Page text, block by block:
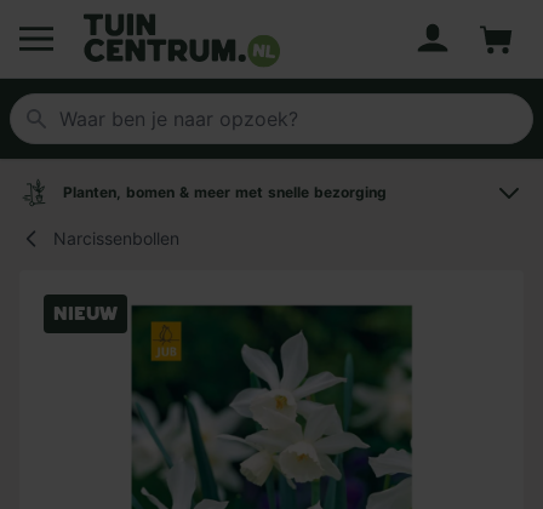
Logo Tuincentrum.nl
Planten, bomen & meer met snelle bezorging
Narcissenbollen
Nieuw